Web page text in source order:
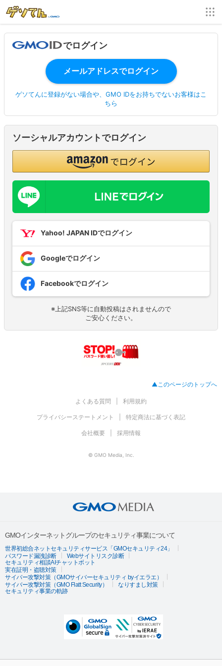
でログイン
ゲソてんに登録がない場合や、GMO IDをお持ちでないお客様はこ
ちら
ソーシャルアカウントでログイン
Yahoo! JAPAN IDでログイン
Googleでログイン
Facebookでログイン
※上記SNS等に自動投稿はされませんので
ご安心ください。
▲このページのトップへ
よくある質問 利用規約
プライバシーステートメント 特定商法に基づく表記
会社概要 採用情報
© GMO Media, Inc.
GMOインターネットグループのセキュリティ事業について
世界初総合ネットセキュリティサービス「GMOセキュリティ24」
パスワード漏洩診断
Webサイトリスク診断
セキュリティ相談AIチャットボット
実在証明・盗聴対策
サイバー攻撃対策（GMOサイバーセキュリティ byイエラエ）
サイバー攻撃対策（GMO Flatt Security）
なりすまし対策
セキュリティ事業の軌跡